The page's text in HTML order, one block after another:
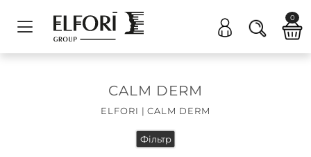
0
CALM DERM
ELFORI | CALM DERM
Фільтр